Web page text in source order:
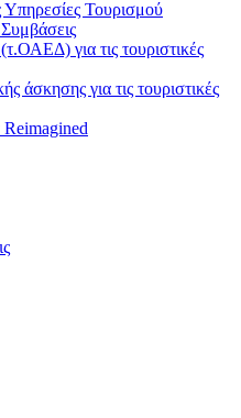
Τουρισμού
για τις τουριστικές
άσκησης για τις τουριστικές